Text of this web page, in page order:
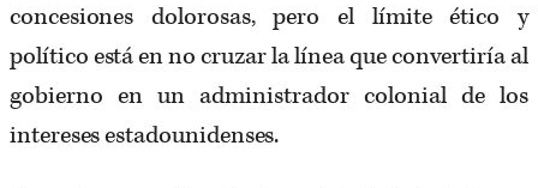
concesiones dolorosas, pero el límite ético y
político está en no cruzar la línea que convertiría al
gobierno en un administrador colonial de los
intereses estadounidenses.